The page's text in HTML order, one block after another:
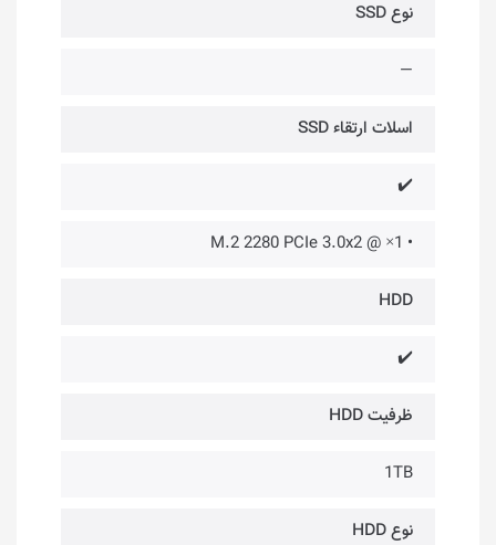
نوع SSD
—
اسلات ارتقاء SSD
✔️
• 1× @ M.2 2280 PCIe 3.0x2
HDD
✔️
ظرفیت HDD
1TB
نوع HDD